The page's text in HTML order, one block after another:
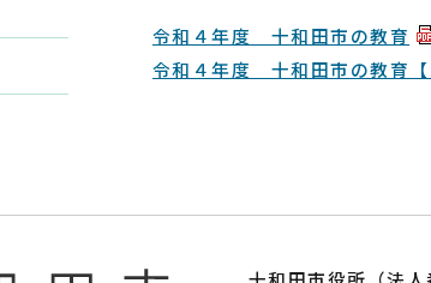
令和４年度 十和田市の教育
令和４年度 十和田市の教育【